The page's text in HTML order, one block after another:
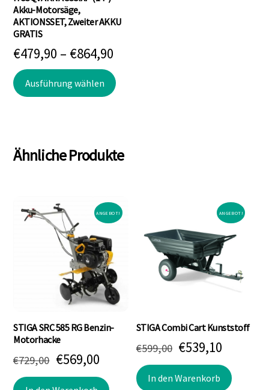
werden
Akku-Motorsäge,
AKTIONSSET, Zweiter AKKU
GRATIS
€479,90 – €864,90
€479,90
bis
Ausführung wählen
Dieses
Produkt
auf.
können
auf
Produktseite
werden
Ähnliche Produkte
ANGEBOT!
STIGA SRC 585 RG Benzin-
Motorhacke
€729,00 Ursprünglicher
Preis
€569,00Aktueller
Preis
ANGEBOT!
STIGA Combi Cart Kunststoff
€599,00 Ursprünglicher
Preis
€539,10
Preis
In den Warenkorb